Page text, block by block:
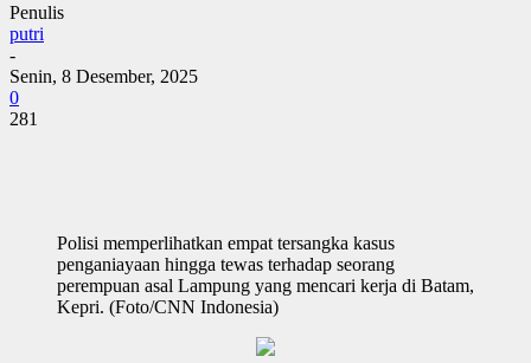
Penulis
putri
-
Senin, 8 Desember, 2025
0
281
Polisi memperlihatkan empat tersangka kasus
penganiayaan hingga tewas terhadap seorang
perempuan asal Lampung yang mencari kerja di Batam,
Kepri. (Foto/CNN Indonesia)